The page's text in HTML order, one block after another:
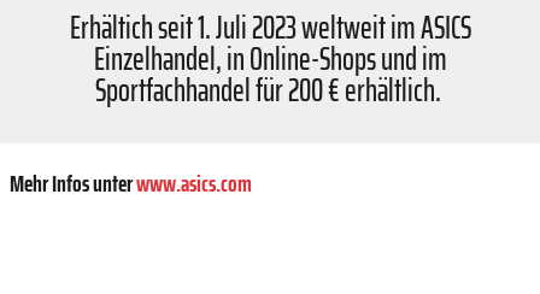
Erhältich seit 1. Juli 2023 weltweit im ASICS
Einzelhandel, in Online-Shops und im
Sportfachhandel für 200 € erhältlich.
Mehr Infos unterwww.asics.com